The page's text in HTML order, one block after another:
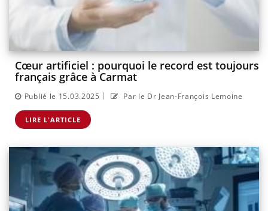
Cœur artificiel : pourquoi le record est toujours
français grâce à Carmat
Publié le 15.03.2025 | Par le Dr Jean-François Lemoine
LIRE L'ARTICLE